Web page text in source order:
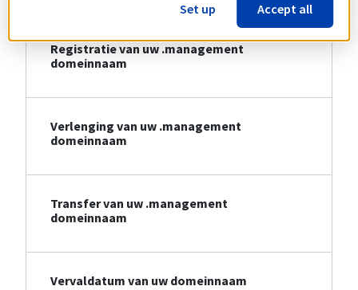
Registratie van uw .management
domeinnaam
Verlenging van uw .management
domeinnaam
Transfer van uw .management
domeinnaam
Vervaldatum van uw domeinnaam
Set up Accept all